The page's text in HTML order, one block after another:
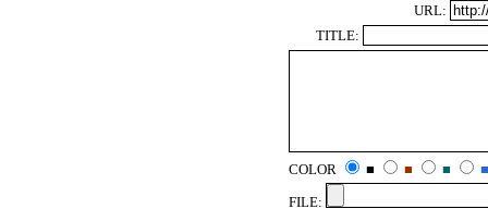
URL:
TITLE:
COLOR ■ ■ ■
■
FILE: